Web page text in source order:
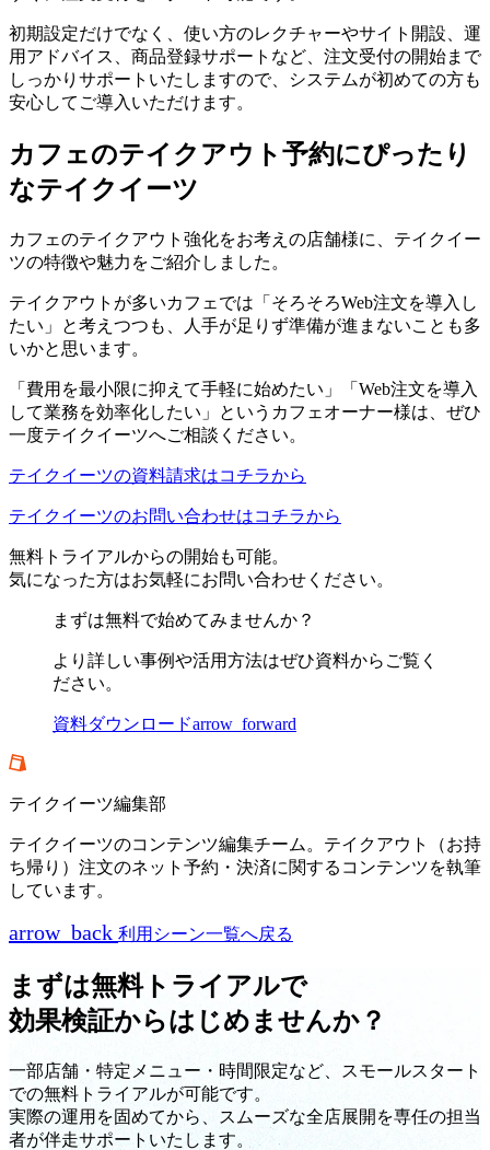
初期設定だけでなく、使い方のレクチャーやサイト開設、運
用アドバイス、商品登録サポートなど、注文受付の開始まで
しっかりサポートいたしますので、システムが初めての方も
安心してご導入いただけます。
カフェのテイクアウト予約にぴったり
なテイクイーツ
カフェのテイクアウト強化をお考えの店舗様に、テイクイー
ツの特徴や魅力をご紹介しました。
テイクアウトが多いカフェでは「そろそろWeb注文を導入し
たい」と考えつつも、人手が足りず準備が進まないことも多
いかと思います。
「費用を最小限に抑えて手軽に始めたい」「Web注文を導入
して業務を効率化したい」というカフェオーナー様は、ぜひ
一度テイクイーツへご相談ください。
テイクイーツの資料請求はコチラから
テイクイーツのお問い合わせはコチラから
無料トライアルからの開始も可能。
気になった方はお気軽にお問い合わせください。
まずは無料で始めてみませんか？
より詳しい事例や活用方法はぜひ資料からご覧く
ださい。
資料ダウンロードarrow_forward
テイクイーツ編集部
テイクイーツのコンテンツ編集チーム。テイクアウト（お持
ち帰り）注文のネット予約・決済に関するコンテンツを執筆
しています。
arrow_back 利用シーン一覧へ戻る
まずは無料トライアルで
効果検証からはじめませんか？
一部店舗・特定メニュー・時間限定など、スモールスタート
での無料トライアルが可能です。
実際の運用を固めてから、スムーズな全店展開を専任の担当
者が伴走サポートいたします。